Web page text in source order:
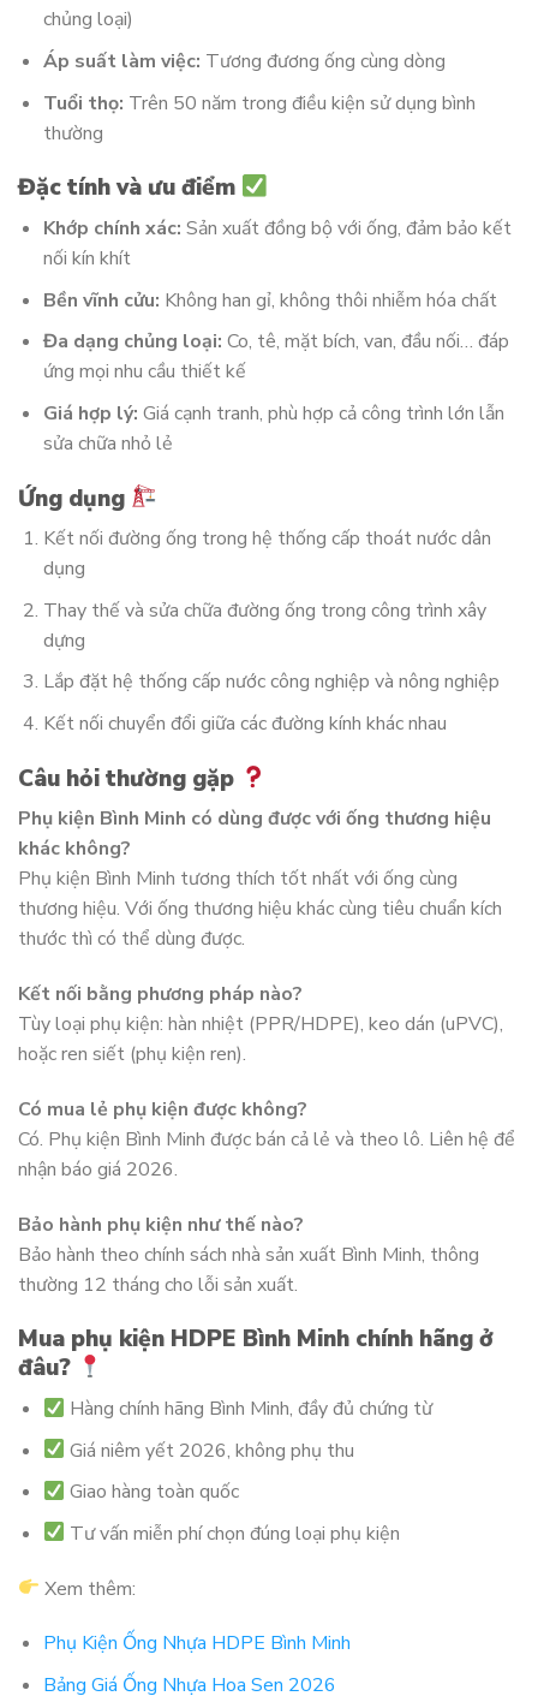
chủng loại)
Áp suất làm việc: Tương đương ống cùng dòng
Tuổi thọ: Trên 50 năm trong điều kiện sử dụng bình
thường
Đặc tính và ưu điểm
Khớp chính xác: Sản xuất đồng bộ với ống, đảm bảo kết
nối kín khít
Bền vĩnh cửu: Không han gỉ, không thôi nhiễm hóa chất
Đa dạng chủng loại: Co, tê, mặt bích, van, đầu nối… đáp
ứng mọi nhu cầu thiết kế
Giá hợp lý: Giá cạnh tranh, phù hợp cả công trình lớn lẫn
sửa chữa nhỏ lẻ
Ứng dụng
Kết nối đường ống trong hệ thống cấp thoát nước dân
dụng
Thay thế và sửa chữa đường ống trong công trình xây
dựng
Lắp đặt hệ thống cấp nước công nghiệp và nông nghiệp
Kết nối chuyển đổi giữa các đường kính khác nhau
Câu hỏi thường gặp
Phụ kiện Bình Minh có dùng được với ống thương hiệu
khác không?
Phụ kiện Bình Minh tương thích tốt nhất với ống cùng
thương hiệu. Với ống thương hiệu khác cùng tiêu chuẩn kích
thước thì có thể dùng được.
Kết nối bằng phương pháp nào?
Tùy loại phụ kiện: hàn nhiệt (PPR/HDPE), keo dán (uPVC),
hoặc ren siết (phụ kiện ren).
Có mua lẻ phụ kiện được không?
Có. Phụ kiện Bình Minh được bán cả lẻ và theo lô. Liên hệ để
nhận báo giá 2026.
Bảo hành phụ kiện như thế nào?
Bảo hành theo chính sách nhà sản xuất Bình Minh, thông
thường 12 tháng cho lỗi sản xuất.
Mua phụ kiện HDPE Bình Minh chính hãng ở
đâu?
Hàng chính hãng Bình Minh, đầy đủ chứng từ
Giá niêm yết 2026, không phụ thu
Giao hàng toàn quốc
Tư vấn miễn phí chọn đúng loại phụ kiện
Xem thêm:
Phụ Kiện Ống Nhựa HDPE Bình Minh
Bảng Giá Ống Nhựa Hoa Sen 2026